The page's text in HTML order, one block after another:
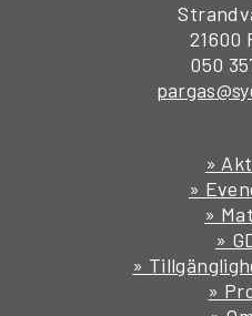
21600
050
»
»
»
»
»
»